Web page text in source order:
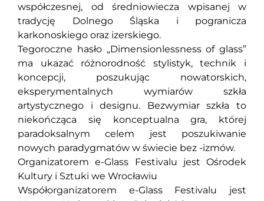
współczesnej, od średniowiecza wpisanej w
tradycję Dolnego Śląska i pogranicza
karkonoskiego oraz izerskiego.
Tegoroczne hasło „Dimensionlessness of glass”
ma ukazać różnorodność stylistyk, technik i
koncepcji, poszukując nowatorskich,
eksperymentalnych wymiarów szkła
artystycznego i designu. Bezwymiar szkła to
niekończąca się konceptualna gra, której
paradoksalnym celem jest poszukiwanie
nowych paradygmatów w świecie bez -izmów.
Organizatorem e-Glass Festivalu jest Ośrodek
Kultury i Sztuki we Wrocławiu
Współorganizatorem e-Glass Festivalu jest